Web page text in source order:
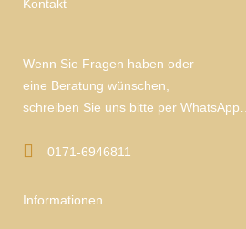
Kontakt
Wenn Sie Fragen haben oder
eine Beratung wünschen,
schreiben Sie uns bitte per WhatsApp…
0171-6946811
Informationen